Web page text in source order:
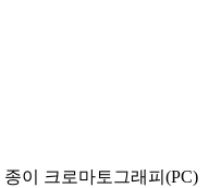
이 크로마토그래피(PC)